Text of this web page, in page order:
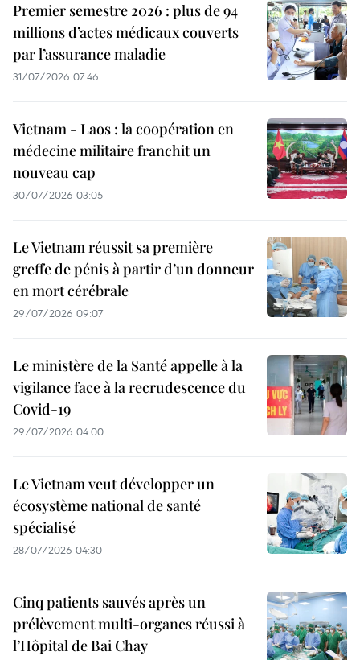
Premier semestre 2026 : plus de 94
millions d’actes médicaux couverts
par l’assurance maladie
31/07/2026 07:46
Vietnam - Laos : la coopération en
médecine militaire franchit un
nouveau cap
30/07/2026 03:05
Le Vietnam réussit sa première
greffe de pénis à partir d’un donneur
en mort cérébrale
29/07/2026 09:07
Le ministère de la Santé appelle à la
vigilance face à la recrudescence du
Covid-19
29/07/2026 04:00
Le Vietnam veut développer un
écosystème national de santé
spécialisé
28/07/2026 04:30
Cinq patients sauvés après un
prélèvement multi-organes réussi à
l’Hôpital de Bai Chay